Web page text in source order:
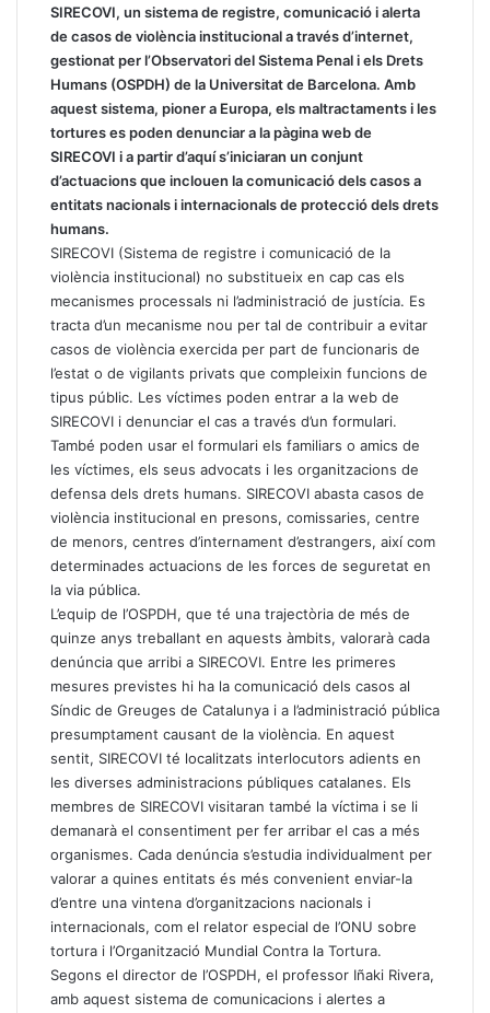
SIRECOVI, un sistema de registre, comunicació i alerta
de casos de violència institucional a través d’internet,
gestionat per l’Observatori del Sistema Penal i els Drets
Humans (OSPDH) de la Universitat de Barcelona. Amb
aquest sistema, pioner a Europa, els maltractaments i les
tortures es poden denunciar a la pàgina web de
SIRECOVI i a partir d’aquí s’iniciaran un conjunt
d’actuacions que inclouen la comunicació dels casos a
entitats nacionals i internacionals de protecció dels drets
humans.
SIRECOVI (Sistema de registre i comunicació de la
violència institucional) no substitueix en cap cas els
mecanismes processals ni l’administració de justícia. Es
tracta d’un mecanisme nou per tal de contribuir a evitar
casos de violència exercida per part de funcionaris de
l’estat o de vigilants privats que compleixin funcions de
tipus públic. Les víctimes poden entrar a la web de
SIRECOVI i denunciar el cas a través d’un formulari.
També poden usar el formulari els familiars o amics de
les víctimes, els seus advocats i les organitzacions de
defensa dels drets humans. SIRECOVI abasta casos de
violència institucional en presons, comissaries, centre
de menors, centres d’internament d’estrangers, així com
determinades actuacions de les forces de seguretat en
la via pública.
L’equip de l’OSPDH, que té una trajectòria de més de
quinze anys treballant en aquests àmbits, valorarà cada
denúncia que arribi a SIRECOVI. Entre les primeres
mesures previstes hi ha la comunicació dels casos al
Síndic de Greuges de Catalunya i a l’administració pública
presumptament causant de la violència. En aquest
sentit, SIRECOVI té localitzats interlocutors adients en
les diverses administracions públiques catalanes. Els
membres de SIRECOVI visitaran també la víctima i se li
demanarà el consentiment per fer arribar el cas a més
organismes. Cada denúncia s’estudia individualment per
valorar a quines entitats és més convenient enviar-la
d’entre una vintena d’organitzacions nacionals i
internacionals, com el relator especial de l’ONU sobre
tortura i l’Organització Mundial Contra la Tortura.
Segons el director de l’OSPDH, el professor Iñaki Rivera,
amb aquest sistema de comunicacions i alertes a